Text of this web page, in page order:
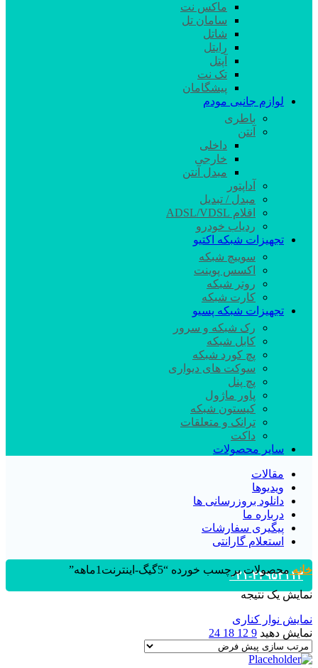
ماکس نت
سامان تل
شاتل
رایتل
آپتل
تک نت
پیشگامان
لوازم جانبی مودم
باطری
آنتن
داخلی
خارجی
مبدل آنتن
آداپتور
مبدل / تبدیل
اقلام ADSL/VDSL
ردیاب خودرو
تجهیزات شبکه اکتیو
سوییچ شبکه
اکسس پوینت
روتر شبکه
کارت شبکه
تجهیزات شبکه پسیو
رک شبکه و سرور
کابل شبکه
پچ کورد شبکه
سوکت های دیواری
پچ پنل
پاور ماژول
کیستون شبکه
ترانک و متعلقات
داکت
سایر محصولات
مقالات
ویدیوها
دانلود بروزرسانی ها
درباره ما
پیگیری سفارشات
استعلام گارانتی
۰۲۱-۴۴۹۵۲۱۱۳خانه محصولات برچسب خورده “5گیگ-اینترنت1ماهه”
نمایش یک نتیجه
نمایش نوار کناری
نمایش دهید 9
12
18
24